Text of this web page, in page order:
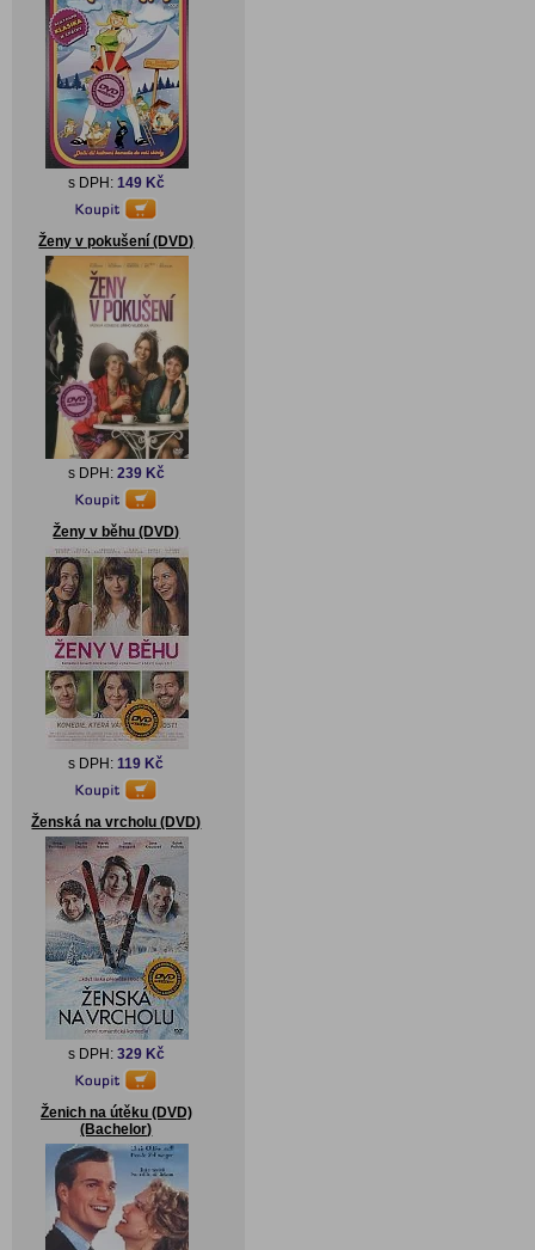
s DPH: 149 Kč
Ženy v pokušení (DVD)
s DPH: 239 Kč
Ženy v běhu (DVD)
s DPH:119 Kč
Ženská na vrcholu (DVD)
s DPH: 329 Kč
Ženich na útěku (DVD)
(Bachelor)